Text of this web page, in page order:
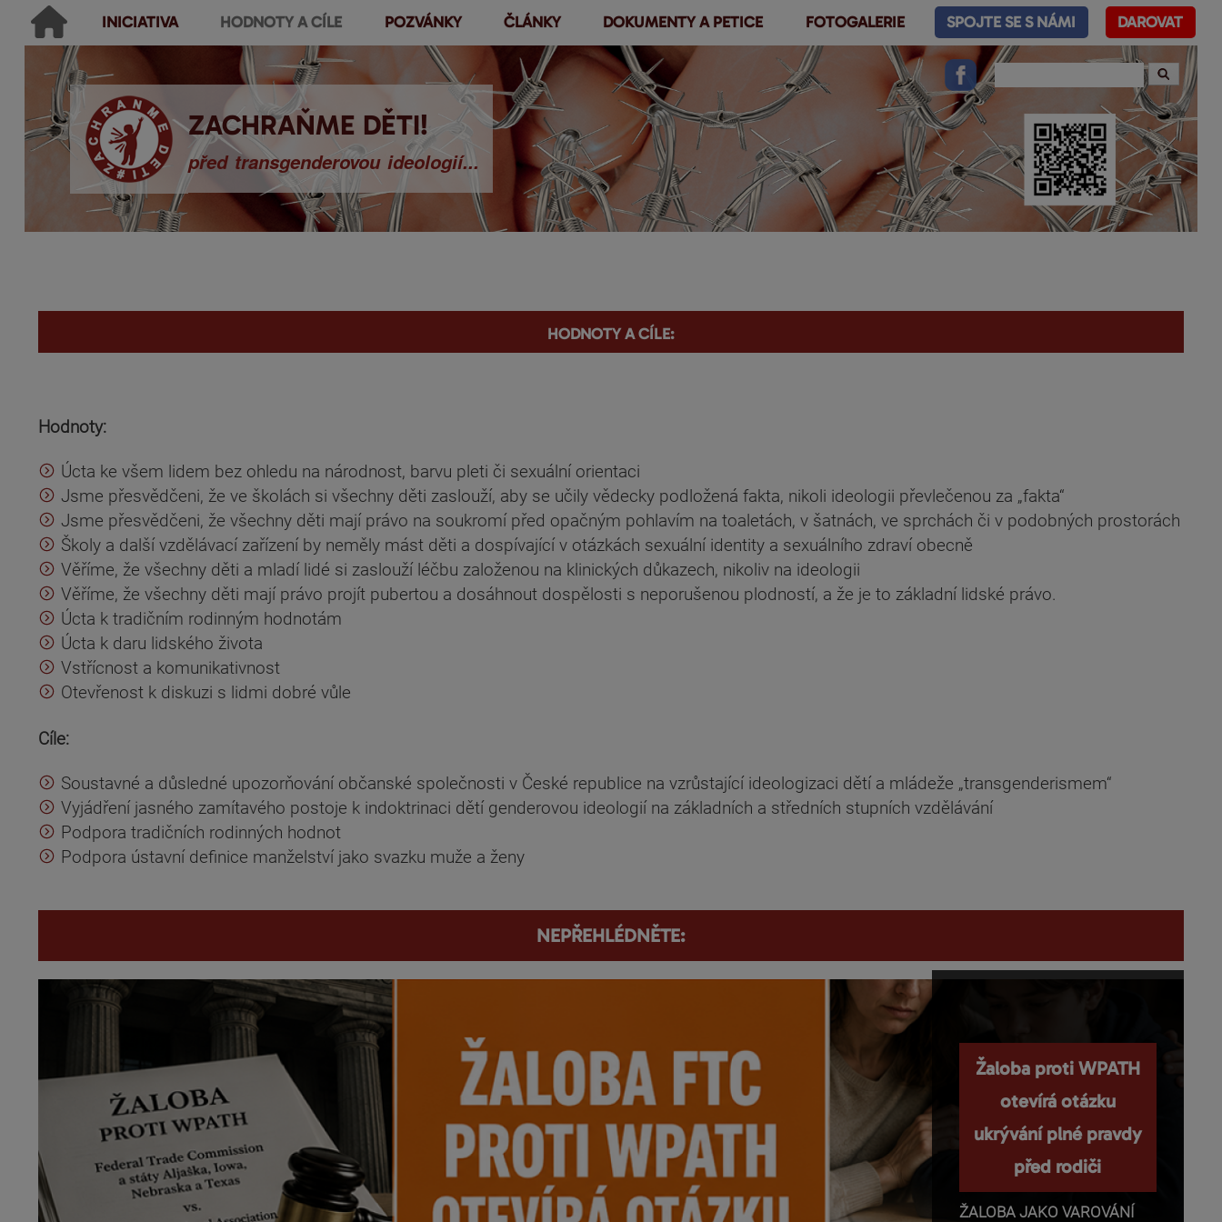
Přejít k
hlavnímu
obsahu
ZACHRAŇME DĚTI!
před transgenderovou ideologií...
Ikonky sociálních sítí
Vyhledávání
Hledat
Main menu
INICIATIVA HODNOTY A CÍLE POZVÁNKY ČLÁNKY DOKUMENTY A PETICE FOTOGALERIE SPOJTE SE S NÁMI DAROVAT
HODNOTY A CÍLE:
Hodnoty:
Úcta ke všem lidem bez ohledu na národnost, barvu pleti či sexuální orientaci
Jsme přesvědčeni, že ve školách si všechny děti zaslouží, aby se učily vědecky podložená fakta, nikoli ideologii převlečenou za „fakta“
Jsme přesvědčeni, že všechny děti mají právo na soukromí před opačným pohlavím na toaletách, v šatnách, ve sprchách či v podobných prostorách
Školy a další vzdělávací zařízení by neměly mást děti a dospívající v otázkách sexuální identity a sexuálního zdraví obecně
Věříme, že všechny děti a mladí lidé si zaslouží léčbu založenou na klinických důkazech, nikoliv na ideologii
Věříme, že všechny děti mají právo projít pubertou a dosáhnout dospělosti s neporušenou plodností, a že je to základní lidské právo.
Úcta k tradičním rodinným hodnotám
Úcta k daru lidského života
Vstřícnost a komunikativnost
Otevřenost k diskuzi s lidmi dobré vůle
Cíle:
Soustavné a důsledné upozorňování občanské společnosti v České republice na vzrůstající ideologizaci dětí a mládeže „transgenderismem“
Vyjádření jasného zamítavého postoje k indoktrinaci dětí genderovou ideologií na základních a středních stupních vzdělávání
Podpora tradičních rodinných hodnot
Podpora ústavní definice manželství jako svazku muže a ženy
NEPŘEHLÉDNĚTE:
Žaloba proti WPATH
otevírá otázku
ukrývání plné pravdy
před rodiči
ŽALOBA JAKO VAROVÁNÍ
Nemanipulujte s
dětmi a nepopírejte
biologii!
Příběhy o těhotenství,
transgender identitě,